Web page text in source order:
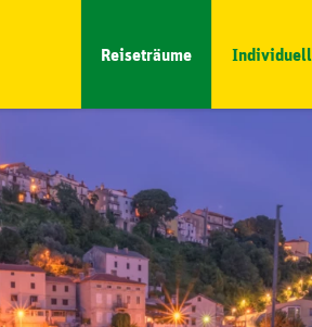
Reiseträume